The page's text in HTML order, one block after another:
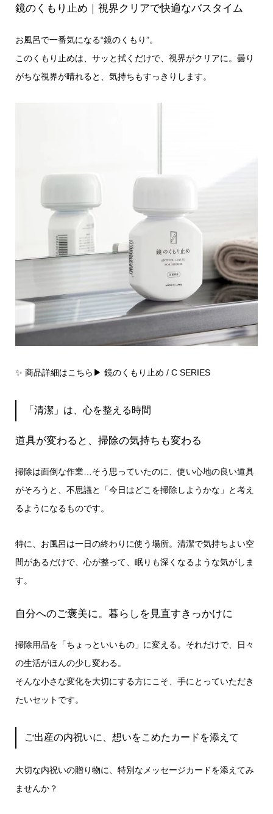
鏡のくもり止め｜視界クリアで快適なバスタイム
お風呂で一番気になる“鏡のくもり”。
このくもり止めは、サッと拭くだけで、視界がクリアに。曇り
がちな視界が晴れると、気持ちもすっきりします。
✨ 商品詳細はこちら▶︎ 鏡のくもり止め / C SERIES
「清潔」は、心を整える時間
道具が変わると、掃除の気持ちも変わる
掃除は面倒な作業…そう思っていたのに、使い心地の良い道具
がそろうと、不思議と「今日はどこを掃除しようかな」と考え
るようになるものです。
特に、お風呂は一日の終わりに使う場所。清潔で気持ちよい空
間があるだけで、心が整って、眠りも深くなるような気がしま
す。
自分へのご褒美に。暮らしを見直すきっかけに
掃除用品を「ちょっといいもの」に変える。それだけで、日々
の生活がほんの少し変わる。
そんな小さな変化を大切にする方にこそ、手にとっていただき
たいセットです。
ご出産の内祝いに、想いをこめたカードを添えて
大切な内祝いの贈り物に、特別なメッセージカードを添えてみ
ませんか？